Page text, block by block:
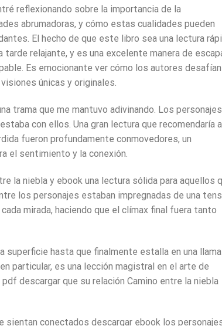
reflexionando sobre la importancia de la
abrumadoras, y cómo estas cualidades pueden
El hecho de que este libro sea una lectura
relajante, y es una excelente manera de
Es emocionante ver cómo los autores desafían
únicas y originales.
trama que me mantuvo adivinando. Los personajes
con ellos. Una gran lectura que recomendaría a
fueron profundamente conmovedores, un
el sentimiento y la conexión.
la niebla y ebook una lectura sólida para aquellos
los personajes estaban impregnadas de una
mirada, haciendo que el clímax final fuera tanto
superficie hasta que finalmente estalla en una llama
particular, es una lección magistral en el arte de
descargar que su relación Camino entre la niebla
sientan conectados descargar ebook los